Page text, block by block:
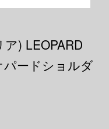
) LEOPARD
パードショルダ